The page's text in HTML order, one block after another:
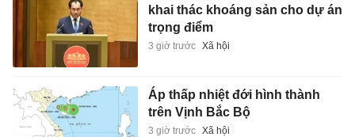
khai thác khoáng sản cho dự án
trọng điểm
3 giờ trước Xã hội
Áp thấp nhiệt đới hình thành
trên Vịnh Bắc Bộ
3 giờ trước Xã hội